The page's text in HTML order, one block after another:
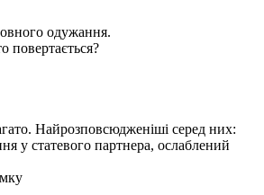
одужання.
повертається?
Найрозповсюдженіші серед них:
у статевого партнера, ослаблений